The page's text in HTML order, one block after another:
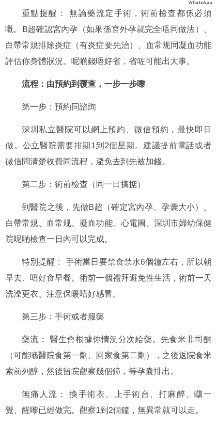
重點提醒： 無論藥流定手術，術前檢查都係必須
嘅。B超確認宮內孕（如果係宮外孕就完全唔同做法）、
白帶常規排除炎症（有炎症要先治）、血常规同凝血功能
評估你身體狀況。呢啲錢唔好省，省咗可能出大事。
流程：由預約到覆查，一步一步嚟
第一步：預約同諮詢
深圳私立醫院可以網上預約、微信預約，最快即日
做。公立醫院需要排期1到2個星期。建議提前電話或者
微信問清楚收費同流程，避免去到先被加錢。
第二步：術前檢查（同一日搞掂）
到醫院之後，先做B超（確定宮內孕、孕囊大小）、
白帶常規、血常规、凝血功能、心電圖。深圳市婦幼保健
院呢啲檢查一日內可以完成。
特別提醒： 手術當日要禁食禁水6個鐘左右，所以朝
早去、唔好食早餐。術前一個禮拜避免性生活，術前一天
洗澡更衣、注意保暖唔好感冒。
第三步：手術或者服藥
藥流： 醫生會根據你情況分次給藥。先食米非司酮
（可能喺醫院食第一劑、回家食第二劑），之後返院食米
索前列醇，然後留院觀察幾個鐘，等孕囊排出。
無痛人流： 換手術衣、上手術台、打麻醉、瞓一
覺、醒嚟已經做完。觀察1到2個鐘，無異常就可以走。